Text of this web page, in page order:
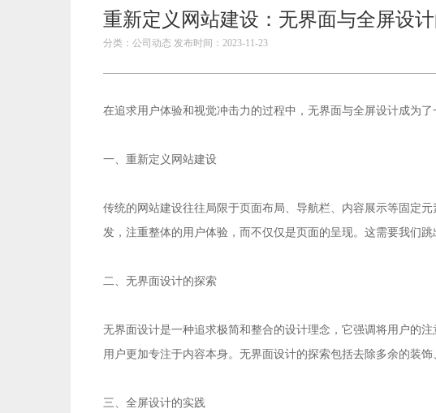
重新定义网站建设：无界面与全屏设
分类：公司动态 发布时间：2023-11-23
在追求用户体验和视觉冲击力的过程中，无界面与全屏设计成为
一、重新定义网站建设
传统的网站建设往往局限于页面布局、导航栏、内容展示等固定
发，注重整体的用户体验，而不仅仅是页面的呈现。这需要我们
二、无界面设计的探索
无界面设计是一种追求极简和整合的设计理念，它强调将用户的
用户更加专注于内容本身。无界面设计的探索包括去除多余的装
三、全屏设计的实践